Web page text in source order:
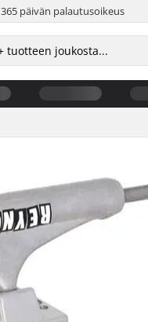
365 päivän palautusoikeus